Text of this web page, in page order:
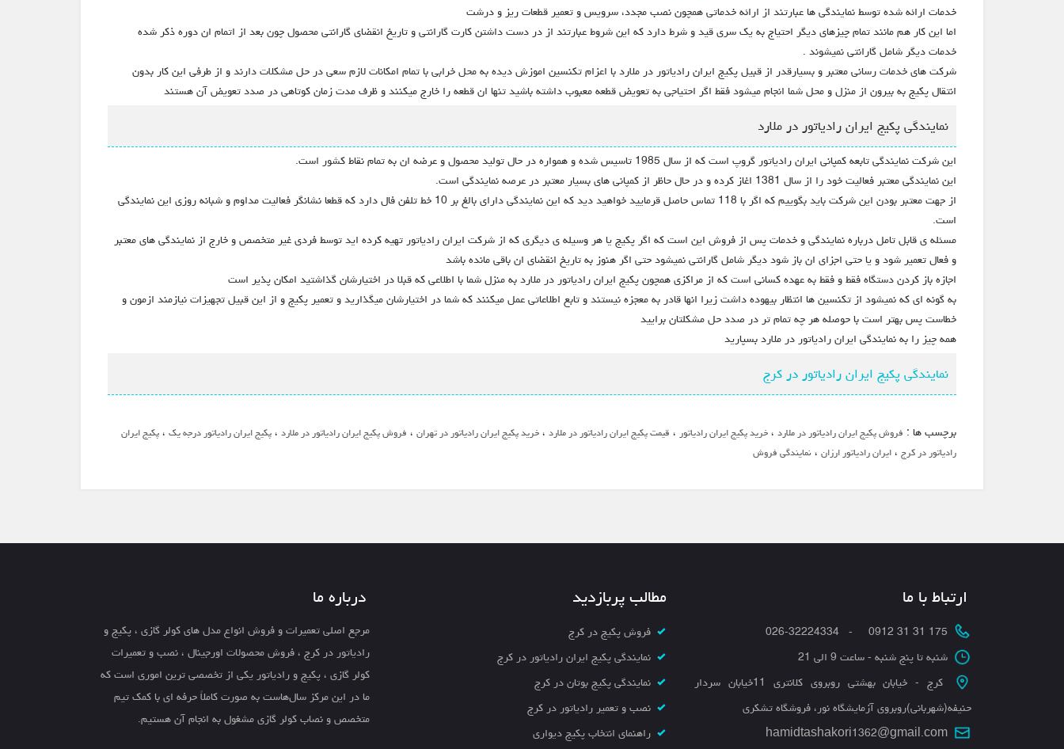
خدمات ارائه شده توسط نمایندگی ها عبارتند از ارائه خدماتی همچون نصب مجدد، سرویس و تعمیر قطعات ریز و درشت
اما این کار هم مانند تمام چیزهای دیگر احتیاج به یک سری قید و شرط دارد که این شروط عبارتند از در دست داشتن کارت گارانتی و تاریخ انقضای گارانتی محصول چون بعد از اتمام ان دوره ذکر شده
خدمات دیگر شامل گارانتی نمیشوند .
شرکت های خدمات رسانی معتبر و بسیارقدر از قبیل پکیج ایران رادیاتور در ملارد با اعزام تکنسین اموزش دیده به محل خرابی با تمام امکانات لازم سعی در حل مشکلات دارند و از طرفی این کار بدون
انتقال پکیج به بیرون از منزل و محل شما انجام میشود فقط اگر احتیاجی به تعویض قطعه معبوب داشته باشید تنها ان قطعه را خارج میکنند و ظرف مدت زمان کوتاهی در صدد تعویض آن هستند
نمایندگی پکیج ایران رادیاتور در ملارد
این شرکت نمایندگی تابعه کمپانی ایران رادیاتور گروپ است که از سال 1985 تاسیس شده و همواره در حال تولید محصول و عرضه ان به تمام نقاط کشور است.
این نمایندگی معتبر فعالیت خود را از سال 1381 اغاز کرده و در حال حاظر از کمپانی های بسیار معتبر در عرصه نمایندگی است.
از جهت معتبر بودن این شرکت باید بگوییم که اگر با 118 تماس حاصل قرمایید خواهید دید که این نمایندگی دارای بالغ بر 10 خط تلفن فال دارد که قطعا نشانگر فعالیت مداوم و شبانه روزی این نمایندگی
است.
مسئله ی قابل تامل درباره نمایندگی و خدمات پس از فروش این است که اگر پکیج یا هر وسیله ی دیگری که از شرکت ایران رادیاتور تهیه کرده اید توسط فردی غیر متخصص و خارج از نمایندگی های معتبر
و فعال تعمیر شود و یا حتی اجزای ان باز شود دیگر شامل گارانتی نمیشود حتی اگر هنوز به تاریخ انقضای ان باقی مانده باشد
اجازه باز کردن دستگاه فقط و فقط به عهده کسانی است که از مراکزی همچون پکیج ایران رادیاتور در ملارد به منزل شما با اطلاعی که قبلا در اختیارشان گذاشتید امکان پذیر است
به گونه ای که نمیشود از تکنسین ها انتظار بیهوده داشت زیرا انها قادر به معجزه نیستند و تابع اطلاعاتی عمل میکنند که شما در اختیارشان میگذارید و تعمیر پکیج و از این قبیل تجهیزات نیازمند ازمون و
خطاست پس بهتر است با حوصله هر چه تمام تر در صدد حل مشکلتان برایید
همه چیز را به نمایندگی ایران رادیاتور در ملارد بسپارید
نمایندگی پکیج ایران رادیاتور در کرج
برچسب ها : فروش پکیج ایران رادیاتور در ملارد ،خرید پکیج ایران رادیاتور ، قیمت پکیج ایران رادیاتور در ملارد ،خرید پکیج ایران رادیاتور در تهران ، فروش پکیج ایران رادیاتور در ملارد ،پکیج ایران رادیاتور درجه یک ،پکیج ایران
رادیاتور در کرج ،ایران رادیاتور ارزان ،نمایندگی فروش
ارتباط با ما
175 31 31 0912 - 026-32224334
شنبه تا پنج شنبه - ساعت 9 الی 21
کرج - خیابان بهشتی روبروی کلانتری 11خیابان سردار
حنیفه(شهربانی)روبروی آزمایشگاه نور، فروشگاه تشکری
hamidtashakori1362@gmail.com
مطالب پربازدید
فروش پکیج در کرج
نمایندگی پکیج ایران رادیاتور در کرج
نمایندگی پکیج بوتان در کرج
نصب و تعمیر رادیاتور در کرج
راهنمای انتخاب پکیج دیواری
درباره ما
مرجع اصلی تعمیرات و فروش انواع مدل های کولر گازی ، پکیج و
رادیاتور در کرج ، فروش محصولات اورجینال ، نصب و تعمیرات
کولر گازی ، پکیج و رادیاتور یکی از تخصصی ترین اموری است که
ما در این مرکز سال‌هاست به صورت کاملاً حرفه ای با کمک تیم
متخصص و نصاب کولر گازی مشغول به انجام آن هستیم.